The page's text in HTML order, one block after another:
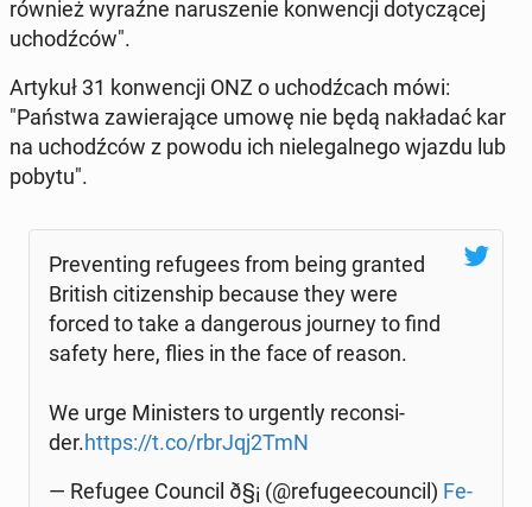
również wyraźne na­ru­sze­nie kon­wen­cji do­ty­czą­cej
uchodź­ców".
Artykuł 31 kon­wen­cji ONZ o uchodź­cach mówi:
"Państwa za­wie­ra­ją­ce umowę nie będą na­kła­dać kar
na uchodź­ców z powodu ich nie­le­gal­ne­go wjazdu lub
pobytu".
Pre­ven­ting re­fu­ge­es from being granted
British ci­ti­zen­ship because they were
forced to take a dan­ge­ro­us journey to find
safety here, flies in the face of reason.
We urge Mi­ni­sters to urgen­tly re­con­si­
der.https://t.co/rbrJqj2TmN
— Refugee Council ð§¡ (@re­fu­ge­eco­un­cil) Fe­